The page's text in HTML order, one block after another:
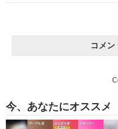
コメン
今、あなたにオススメ